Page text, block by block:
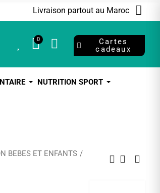
Livraison partout au Maroc
0
Cartes
cadeaux
NUTRITION SPORT
BEBES ET ENFANTS